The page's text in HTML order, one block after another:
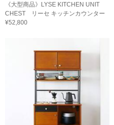
《大型商品》LYSE KITCHEN UNIT
CHEST リーセ キッチンカウンター
¥52,800